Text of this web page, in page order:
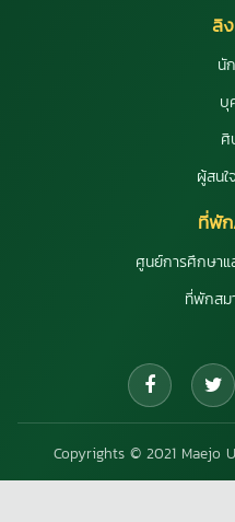
ลิ
นั
บุ
ศิ
ผู้สนใ
ที่พั
ศูนย์การศึกษาแ
ที่พักสม
Copyrights © 2021 Maejo